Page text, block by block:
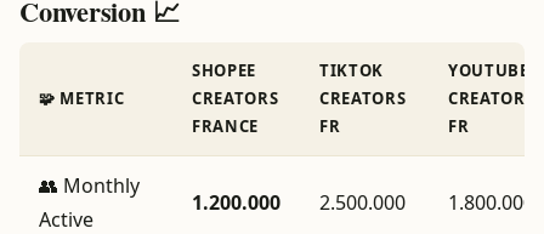
Conversion 📈
🧩 METRIC
SHOPEE
CREATORS
FRANCE
TIKTOK
CREATORS
FR
YOUTUBE
CREATORS
FR
👥 Monthly
Active
1.200.000 2.500.000 1.800.000